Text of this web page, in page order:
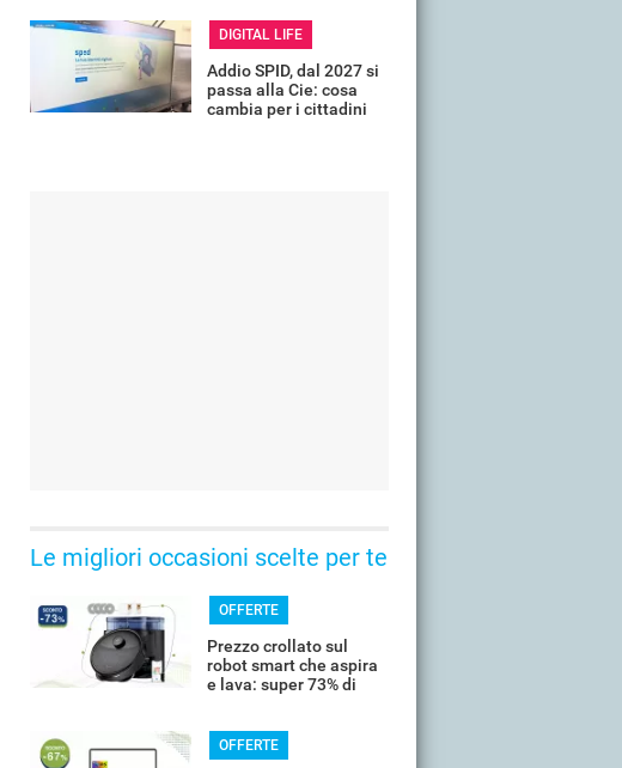
DIGITAL LIFE
Addio SPID, dal 2027 si
passa alla Cie: cosa
cambia per i cittadini
Le migliori occasioni scelte per te
OFFERTE
Prezzo crollato sul
robot smart che aspira
e lava: super 73% di
OFFERTE